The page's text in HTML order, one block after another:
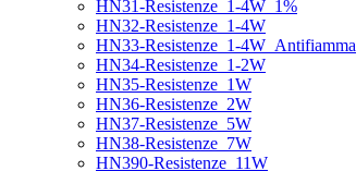
HN31-Resistenze_1-4W_1%
HN32-Resistenze_1-4W
HN33-Resistenze_1-4W_Antifiamma
HN34-Resistenze_1-2W
HN35-Resistenze_1W
HN36-Resistenze_2W
HN37-Resistenze_5W
HN38-Resistenze_7W
HN390-Resistenze_11W